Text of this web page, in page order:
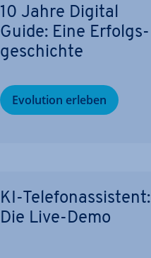
10 Jahre Digital
Guide: Eine Er­folgs­
ge­schich­te
Evolution erleben
KI-Te­le­fon­as­sis­tent:
Die Live-Demo